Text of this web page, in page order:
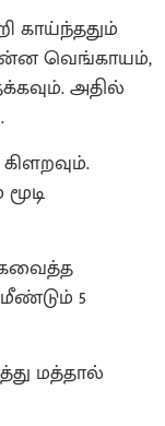
வெங்காயம்,
அதில்
5
மத்தால்